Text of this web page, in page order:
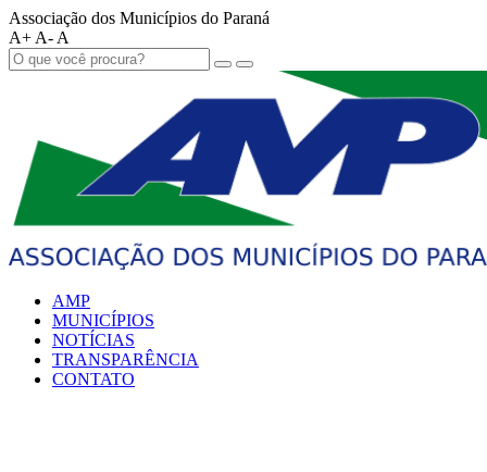
Associação dos Municípios do Paraná
A+ A- A
AMP
MUNICÍPIOS
NOTÍCIAS
TRANSPARÊNCIA
CONTATO